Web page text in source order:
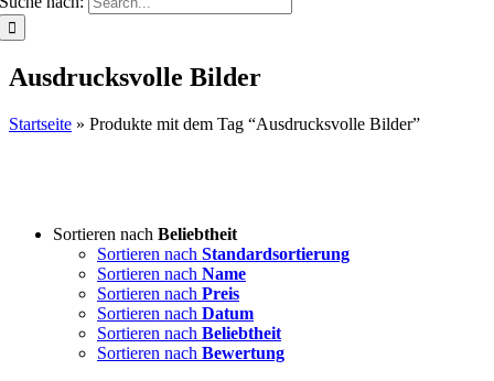
Ausdrucksvolle Bilder
Startseite » Produkte mit dem Tag “Ausdrucksvolle Bilder”
Sortieren nach Beliebtheit
Sortieren nach Standardsortierung
Sortieren nach Name
Sortieren nach Preis
Sortieren nach Datum
Sortieren nach Beliebtheit
Sortieren nach Bewertung